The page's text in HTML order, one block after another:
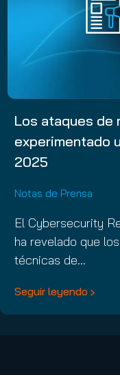
Los ataques de
experimentado
2025
Notas de Prensa
El Cybersecurity
ha revelado que
técnicas de…
Seguir leyendo